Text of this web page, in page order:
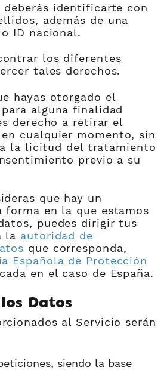
deberás identificarte con
además de una
ID nacional.
los diferentes
tales derechos.
hayas otorgado el
alguna finalidad
derecho a retirar el
cualquier momento, sin
la licitud del tratamiento
previo a su
que hay un
forma en la que estamos
puedes dirigir tus
la autoridad de
que corresponda,
Española de Protección
en el caso de España.
Datos
al Servicio serán
siendo la base